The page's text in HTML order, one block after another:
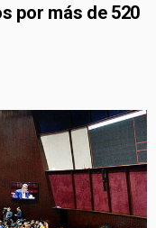
por más de 520